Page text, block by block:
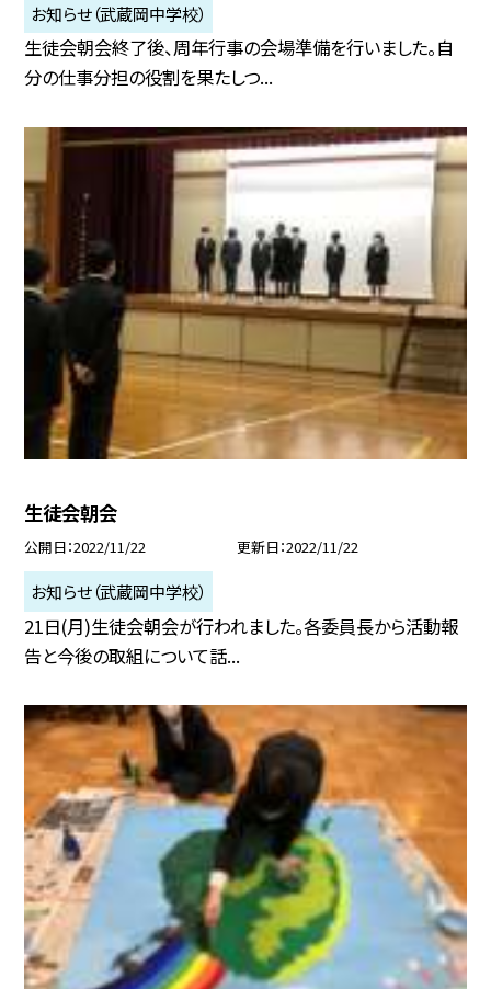
お知らせ（武蔵岡中学校）
生徒会朝会終了後、周年行事の会場準備を行いました。自
分の仕事分担の役割を果たしつ...
生徒会朝会
公開日 2022/11/22 更新日 2022/11/22
お知らせ（武蔵岡中学校）
21日(月)生徒会朝会が行われました。各委員長から活動報
告と今後の取組について話...